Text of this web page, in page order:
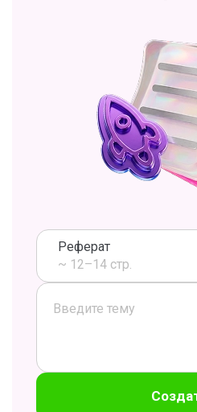
Реферат
~ 12–14 стр.